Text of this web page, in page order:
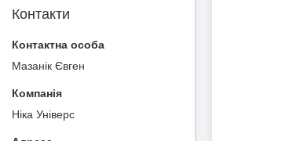
Контакти
Мазанік Євген
Ніка Універс